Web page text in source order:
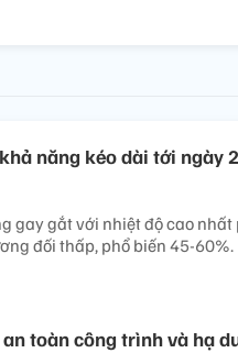
năng kéo dài tới ngày
gay gắt với nhiệt độ cao
đối thấp, phổ biến 45-60%.
toàn công trình và hạ